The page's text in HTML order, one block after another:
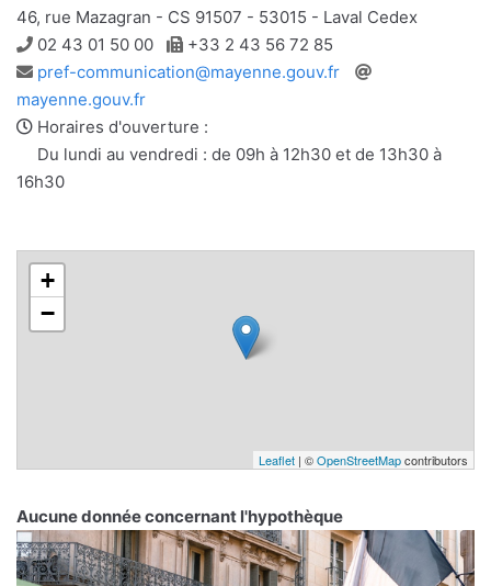
46, rue Mazagran - CS 91507 - 53015 - Laval Cedex
Téléphone
02 43 01 50 00 Télécopie
+33 2 43 56 72 85
Adresse
e-
mail
pref-communication@mayenne.gouv.fr
mayenne.gouv.fr
Horaires d'ouverture :
Du lundi au vendredi : de 09h à 12h30 et de 13h30 à
16h30
+
−
Leaflet | ©OpenStreetMapcontributors
Aucune donnée concernant l'hypothèque